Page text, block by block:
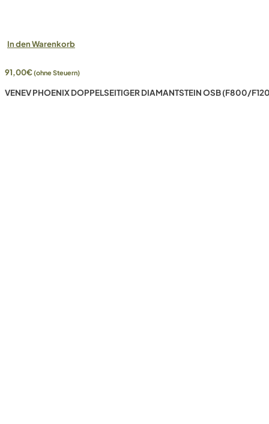
In den Warenkorb
91,00€(ohne Steuern)
VENEV PHOENIX DOPPELSEITIGER DIAMANTSTEIN OSB (F800/